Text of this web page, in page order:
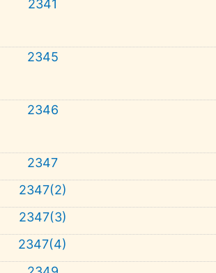
2341
2345
2346
2347
2347(2)
2347(3)
2347(4)